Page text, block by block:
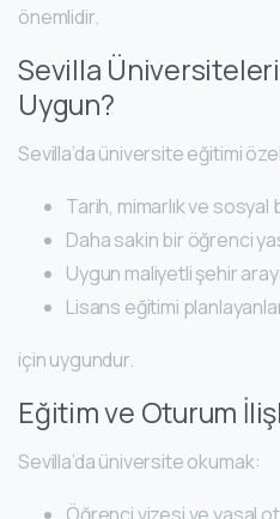
önemlidir.
Sevilla
Uygun?
Sevilla’da üniversite eğitimi
Tarih, mimarlık ve sosyal
Daha sakin bir öğrenci
Uygun maliyetli şehir
Lisans eğitimi
için uygundur.
Eğitim ve Oturum
Sevilla’da üniversite okumak: